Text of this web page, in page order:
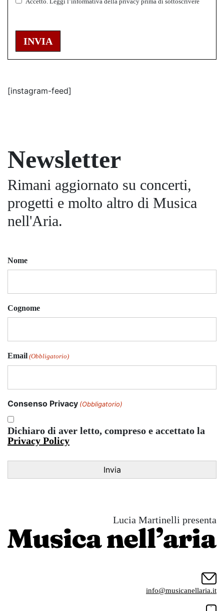
INVIA
[instagram-feed]
Newsletter
Rimani aggiornato su concerti,
progetti e molto altro di Musica
nell'Aria.
Nome
Cognome
Email (Obbligatorio)
Consenso Privacy (Obbligatorio)
Dichiaro di aver letto, compreso e accettato la
Privacy Policy
Lucia Martinelli presenta
info@musicanellaria.it